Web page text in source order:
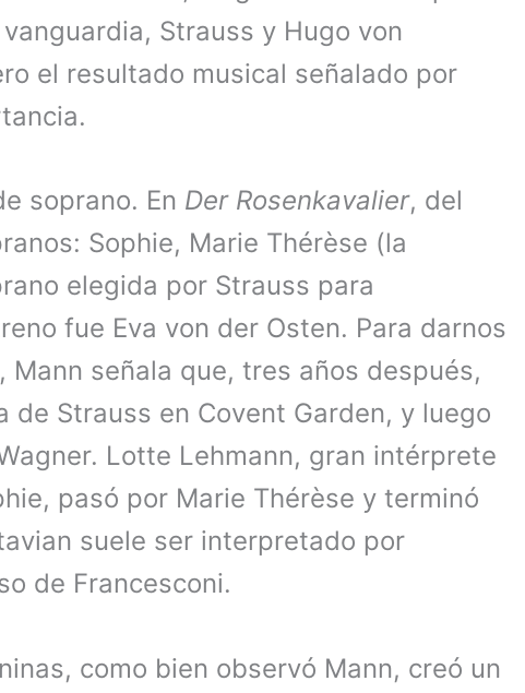
Strauss y Hugo von
el resultado musical señalado por
soprano. En Der Rosenkavalier, del
Sophie, Marie Thérèse (la
elegida por Strauss para
fue Eva von der Osten. Para darnos
señala que, tres años después,
Strauss en Covent Garden, y luego
Lotte Lehmann, gran intérprete
pasó por Marie Thérèse y terminó
suele ser interpretado por
de Francesconi.
como bien observó Mann, creó un